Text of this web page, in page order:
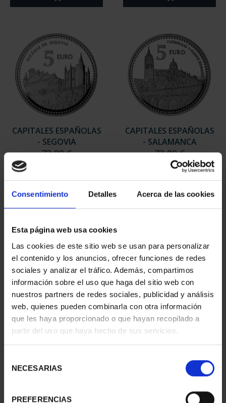
Consentimiento Detalles Acerca de las cookies
Esta página web usa cookies
Las cookies de este sitio web se usan para personalizar
el contenido y los anuncios, ofrecer funciones de redes
sociales y analizar el tráfico. Además, compartimos
información sobre el uso que haga del sitio web con
nuestros partners de redes sociales, publicidad y análisis
web, quienes pueden combinarla con otra información
que les haya proporcionado o que hayan recopilado a
partir del uso que haya hecho de sus servicios.
NECESARIAS
PREFERENCIAS
CAPITALES ESPAÑOLAS
- SEGOVIA
73,00 €
CAPITALES ESPAÑOLAS
- SALAMANCA
73,00 €
CAPITALES ESPAÑOLAS
- SORIA
73,00 €
CAPITALES ESPAÑOLAS
- VALLADOLID
73,00 €